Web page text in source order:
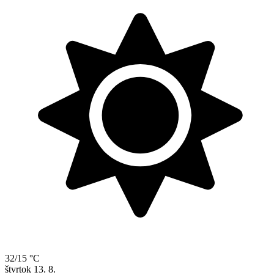
32/15 °C
štvrtok 13. 8.